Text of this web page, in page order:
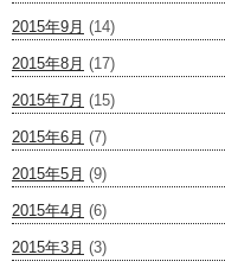
2015年9月 (14)
2015年8月 (17)
2015年7月 (15)
2015年6月 (7)
2015年5月 (9)
2015年4月 (6)
2015年3月 (3)